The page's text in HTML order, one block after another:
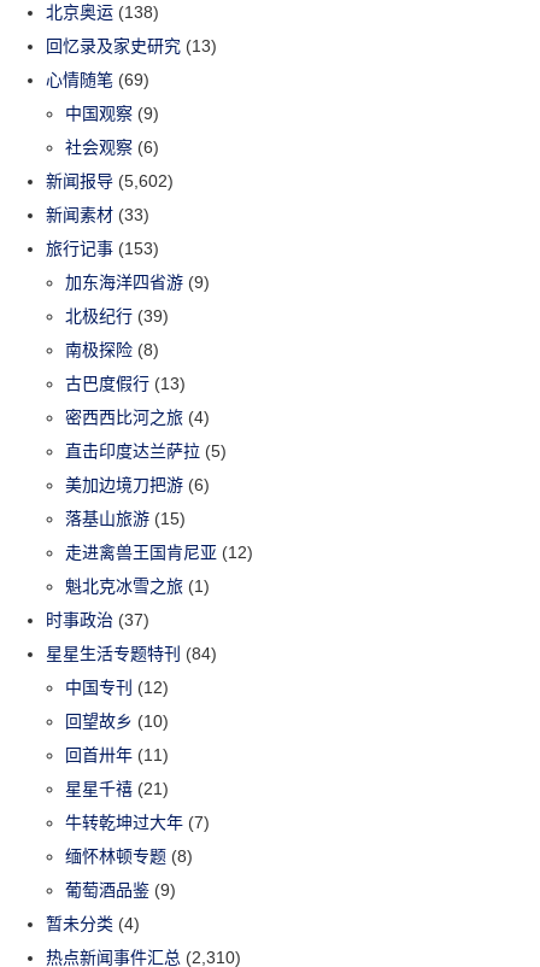
北京奥运 (138)
回忆录及家史研究 (13)
心情随笔 (69)
中国观察 (9)
社会观察 (6)
新闻报导 (5,602)
新闻素材 (33)
旅行记事 (153)
加东海洋四省游 (9)
北极纪行 (39)
南极探险 (8)
古巴度假行 (13)
密西西比河之旅 (4)
直击印度达兰萨拉 (5)
美加边境刀把游 (6)
落基山旅游 (15)
走进禽兽王国肯尼亚 (12)
魁北克冰雪之旅 (1)
时事政治 (37)
星星生活专题特刊 (84)
中国专刊 (12)
回望故乡 (10)
回首卅年 (11)
星星千禧 (21)
牛转乾坤过大年 (7)
缅怀林顿专题 (8)
葡萄酒品鉴 (9)
暂未分类 (4)
热点新闻事件汇总 (2,310)